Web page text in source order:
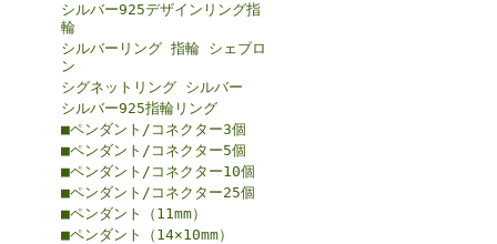
シルバー925デザインリング指
輪
シルバーリング 指輪 シェブロ
ン
シグネットリング シルバー
シルバー925指輪リング
■ペンダント/コネクター3個
■ペンダント/コネクター5個
■ペンダント/コネクター10個
■ペンダント/コネクター25個
■ペンダント（11mm）
■ペンダント（14×10mm）